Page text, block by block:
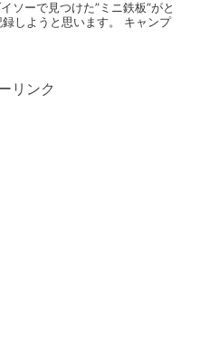
ソーで見つけた”ミニ鉄板”がと
しようと思います。 キャンプ
リンク